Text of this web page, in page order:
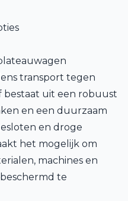
transport tegen
bestaat uit een robuust
en een duurzaam
en droge
het mogelijk om
machines en
te